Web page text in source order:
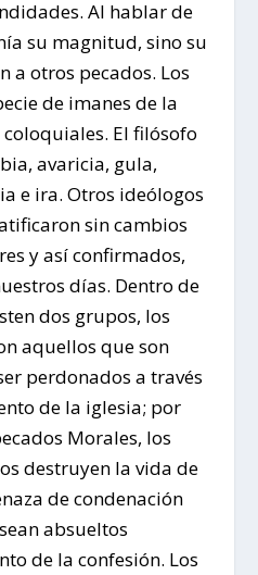
Al hablar de
su magnitud, sino su
a otros pecados. Los
de imanes de la
El filósofo
avaricia, gula,
e ira. Otros ideólogos
sin cambios
y así confirmados,
días. Dentro de
dos grupos, los
aquellos que son
perdonados a través
de la iglesia; por
Morales, los
destruyen la vida de
de condenación
absueltos
de la confesión. Los